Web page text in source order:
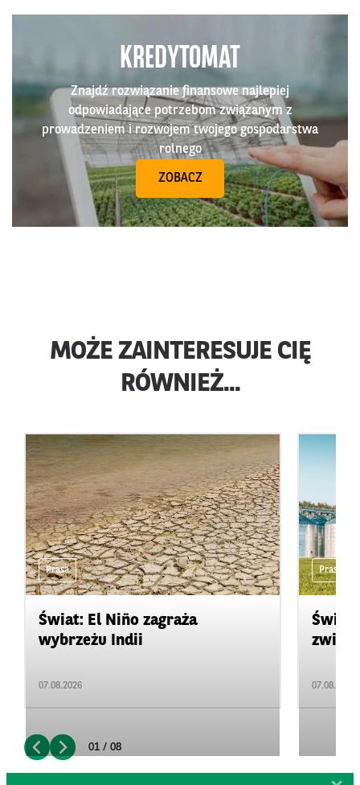
KREDYTOMAT
Znajdź rozwiązanie finansowe najlepiej
odpowiadające potrzebom związanym z
prowadzeniem i rozwojem twojego gospodarstwa
rolnego
ZOBACZ
MOŻE ZAINTERESUJE CIĘ
RÓWNIEŻ...
Prasa
Świat: El Niño zagraża
wybrzeżu Indii
07.08.2026
Prasa
07.08.2026
01 / 08